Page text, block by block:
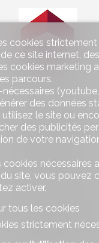
Contactez-nous
im Seeland Immobilien
Hauptstrasse 49
2560 Nidau
Fax 032 323 01 06
wohnen@imseeland.ch
Restez connecté
bien vous échapper,
cookies strictement
ce site internet,
cookies marketing
parcours.
des données
le site ou
des publicités
de votre
cookies nécessaires
site, vous pouvez
activer.
tous les cookies
strictement